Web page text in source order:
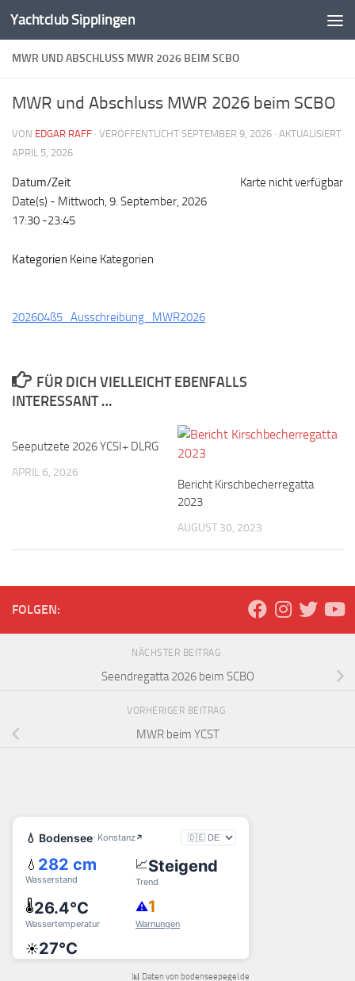
Zum Inhalt springen
Yachtclub Sipplingen
MWR UND ABSCHLUSS MWR 2026 BEIM SCBO
MWR und Abschluss MWR 2026 beim SCBO
VON EDGAR RAFF · VERÖFFENTLICHT SEPTEMBER 9, 2026 · AKTUALISIERT
APRIL 5, 2026
Karte nicht verfügbar
Datum/Zeit
Date(s) - Mittwoch, 9. September, 2026
17:30 -23:45
Kategorien Keine Kategorien
202604ß5_Ausschreibung_MWR2026
FÜR DICH VIELLEICHT EBENFALLS
INTERESSANT …
Seeputzete 2026 YCSI+ DLRG
APRIL 6, 2026
Bericht Kirschbecherregatta
2023
AUGUST 30, 2023
FOLGEN:
NÄCHSTER BEITRAG
Seendregatta 2026 beim SCBO
VORHERIGER BEITRAG
MWR beim YCST
📊 Daten von bodenseepegel.de